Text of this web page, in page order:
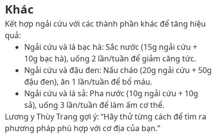
Khác
Kết hợp ngải cứu với các thành phần khác để tăng hiệu
quả:
Ngải cứu và lá bạc hà: Sắc nước (15g ngải cứu +
10g bạc hà), uống 2 lần/tuần để giảm căng tức.
Ngải cứu và đậu đen: Nấu cháo (20g ngải cứu + 50g
đậu đen), ăn 1 lần/tuần để bổ máu.
Ngải cứu và lá sả: Pha nước (10g ngải cứu + 10g
sả), uống 3 lần/tuần để làm ấm cơ thể.
Lương y Thùy Trang gợi ý: “Hãy thử từng cách để tìm ra
phương pháp phù hợp với cơ địa của bạn.”